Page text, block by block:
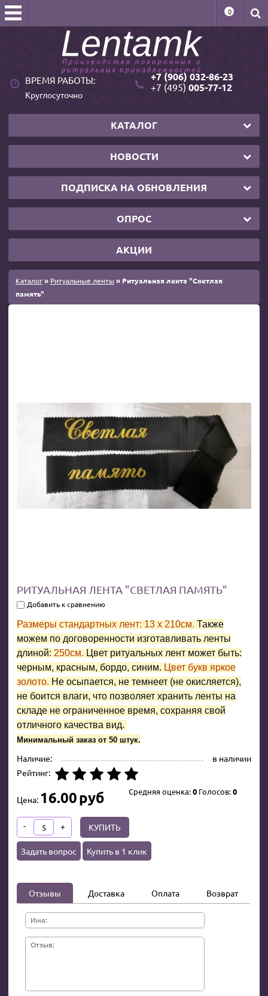
0
ВРЕМЯ РАБОТЫ:
Круглосуточно
+7 (906) 032-86-23
+7 (495) 005-77-12
КАТАЛОГ
НОВОСТИ
ПОДПИСКА НА ОБНОВЛЕНИЯ
ОПРОС
АКЦИИ
Каталог» Ритуальные ленты» Ритуальная лента "Светлая
память"
РИТУАЛЬНАЯ ЛЕНТА "СВЕТЛАЯ ПАМЯТЬ"
Добавить к сравнению
Размеры стандартных лент: 13 x 210см. Также
можем по договоренности изготавливать ленты
длиной: 250см. Цвет ритуальных лент может быть:
черным, красным, бордо, синим. Цвет букв яркое
золото. Не осыпается, не темнеет (не окисляется),
не боится влаги, что позволяет хранить ленты на
складе не ограниченное время, сохраняя свой
отличного качества вид.
Минимальный заказ от 50 штук.
Наличие:
в наличии
Рейтинг:
Средняя оценка:0 Голосов:0
Цена: 16.00руб
- + КУПИТЬ
Задать вопрос Купить в 1 клик
Отзывы Доставка Оплата Возврат
Имя:
Отзыв: